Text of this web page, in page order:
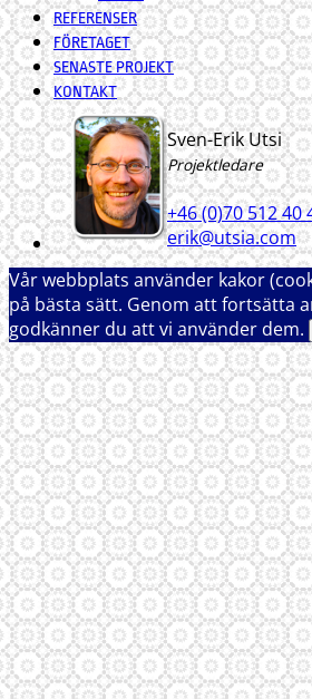
REFERENSER
FÖRETAGET
SENASTE PROJEKT
KONTAKT
Sven-Erik Utsi
Projektledare
+46 (0)70 512 40
erik@utsia.com
Vår webbplats använder kakor
på bästa sätt. Genom att fortsätta
godkänner du att vi använder dem.